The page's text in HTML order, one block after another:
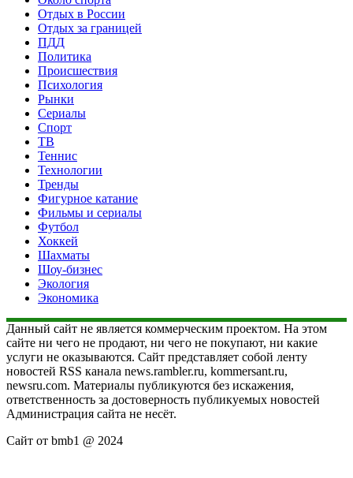
Отдых в России
Отдых за границей
ПДД
Политика
Происшествия
Психология
Рынки
Сериалы
Спорт
ТВ
Теннис
Технологии
Тренды
Фигурное катание
Фильмы и сериалы
Футбол
Хоккей
Шахматы
Шоу-бизнес
Экология
Экономика
Данный сайт не является коммерческим проектом. На этом
сайте ни чего не продают, ни чего не покупают, ни какие
услуги не оказываются. Сайт представляет собой ленту
новостей RSS канала news.rambler.ru, kommersant.ru,
newsru.com. Материалы публикуются без искажения,
ответственность за достоверность публикуемых новостей
Администрация сайта не несёт.
Сайт от bmb1 @ 2024